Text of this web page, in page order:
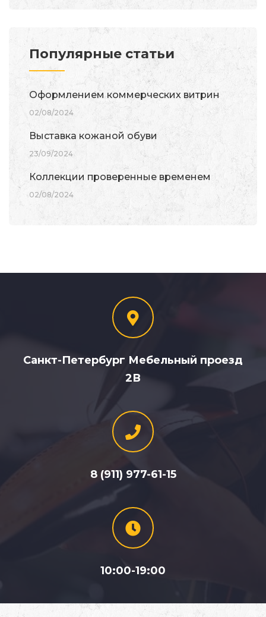
Популярные статьи
Оформлением коммерческих витрин
02/08/2024
Выставка кожаной обуви
23/09/2024
Коллекции проверенные временем
02/08/2024
Санкт-Петербург Мебельный проезд
2В
8 (911) 977-61-15
10:00-19:00